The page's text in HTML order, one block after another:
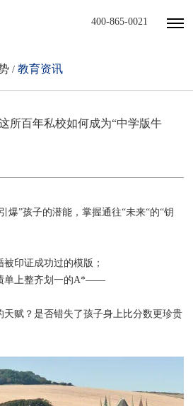
400-865-0021
/教育资讯
所百年私校如何成为“中学版牛
爆”孩子的潜能，掌握通往“未来“的“钥
印证成功过的模版；
单上整齐划一的A*——
天赋？是否错失了孩子身上比分数更珍贵